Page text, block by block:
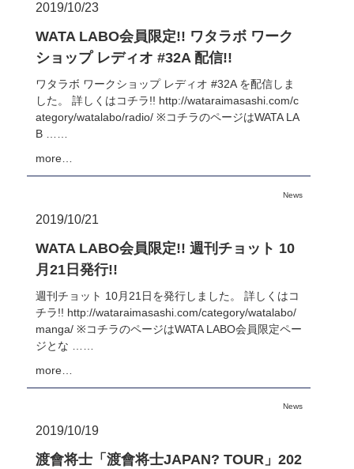
2019/10/23
WATA LABO会員限定!! ワタラボ ワーク
ショップ レディオ #32A 配信!!
ワタラボ ワークショップ レディオ #32A を配信しま
した。 詳しくはコチラ!! http://wataraimasashi.com/c
ategory/watalabo/radio/ ※コチラのページはWATA LA
B ……
more…
News
2019/10/21
WATA LABO会員限定!! 週刊チョット 10
月21日発行!!
週刊チョット 10月21日を発行しました。 詳しくはコ
チラ!! http://wataraimasashi.com/category/watalabo/
manga/ ※コチラのページはWATA LABO会員限定ペー
ジとな ……
more…
News
2019/10/19
渡會将士「渡會将士JAPAN? TOUR」202